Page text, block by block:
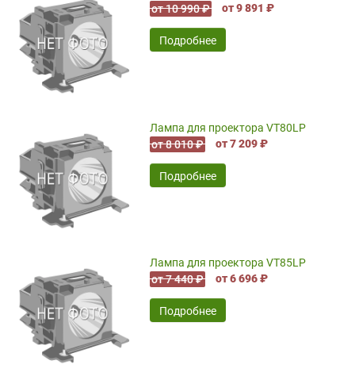
от 10 990 ₽
от 9 891 ₽
Подробнее
Лампа для проектора VT80LP
от 8 010 ₽
от 7 209 ₽
Подробнее
Лампа для проектора VT85LP
от 7 440 ₽
от 6 696 ₽
Подробнее